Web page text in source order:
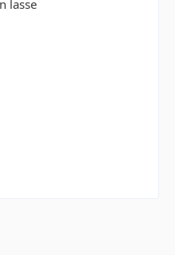
lasse